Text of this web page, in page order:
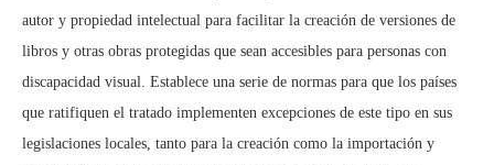
autor y propiedad intelectual para facilitar la creación de versiones de
libros y otras obras protegidas que sean accesibles para personas con
discapacidad visual. Establece una serie de normas para que los países
que ratifiquen el tratado implementen excepciones de este tipo en sus
legislaciones locales, tanto para la creación como la importación y